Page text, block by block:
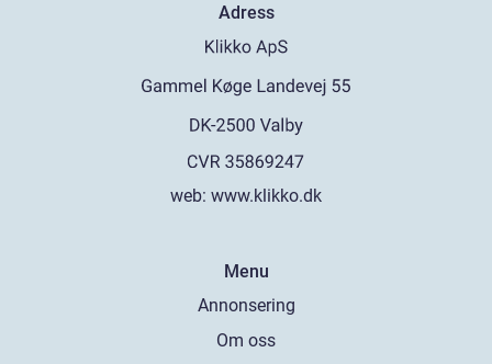
Adress
web: www.klikko.dk
Menu
Annonsering
Om oss